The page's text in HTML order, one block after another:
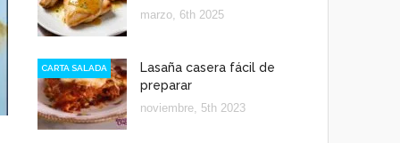
marzo, 6th 2025
Lasaña casera fácil de
preparar
CARTA SALADA
noviembre, 5th 2023